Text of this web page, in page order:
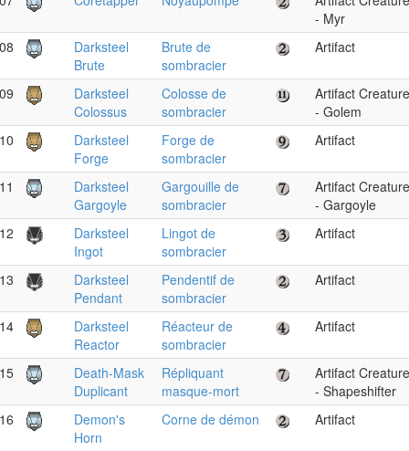
- Myr
Darksteel
Brute
Brute de
sombracier
Artifact
Darksteel
Colossus
Colosse de
sombracier
Artifact Creature
- Golem
Darksteel
Forge
Forge de
sombracier
Artifact
Darksteel
Gargoyle
Gargouille de
sombracier
Artifact Creature
- Gargoyle
Darksteel
Ingot
Lingot de
sombracier
Artifact
Darksteel
Pendant
Pendentif de
sombracier
Artifact
Darksteel
Reactor
Réacteur de
sombracier
Artifact
Death-Mask
Duplicant
Répliquant
masque-mort
Artifact Creature
- Shapeshifter
Demon's
Horn
Corne de démon Artifact